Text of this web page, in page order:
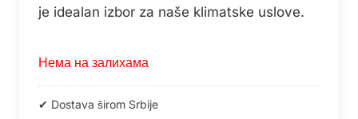
je idealan izbor za naše klimatske uslove.
Нема на залихама